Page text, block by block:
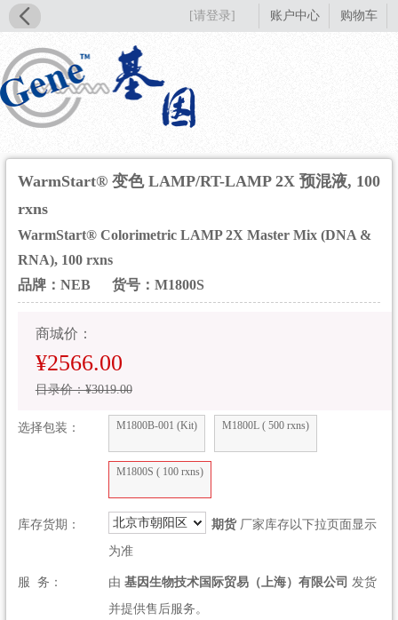
[请登录] 账户中心 购物车
WarmStart® 变色 LAMP/RT-LAMP 2X 预混液, 100
rxns
WarmStart® Colorimetric LAMP 2X Master Mix (DNA &
RNA), 100 rxns
品牌：NEB
货号：M1800S
商城价：
¥2566.00
目录价：¥3019.00
选择包装： M1800B-001 (Kit) M1800L ( 500 rxns)
M1800S ( 100 rxns)
库存货期： 北京市朝阳区 期货厂家库存以下拉页面显示
为准
服 务： 由 基因生物技术国际贸易（上海）有限公司 发货
并提供售后服务。